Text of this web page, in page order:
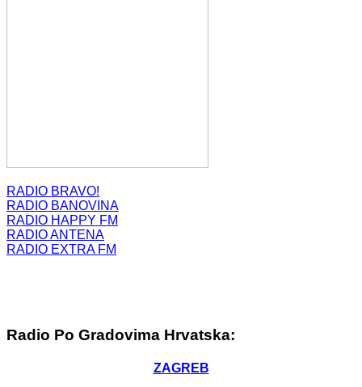
RADIO BRAVO!
RADIO BANOVINA
RADIO HAPPY FM
RADIO ANTENA
RADIO EXTRA FM
Radio Po Gradovima Hrvatska:
ZAGREB